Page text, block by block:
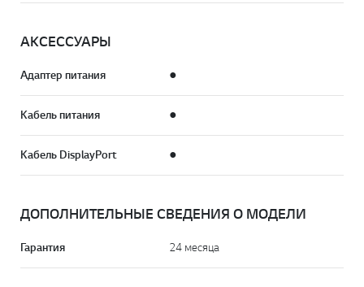
АКСЕССУАРЫ
Адаптер питания ●
Кабель питания ●
Кабель DisplayPort ●
ДОПОЛНИТЕЛЬНЫЕ СВЕДЕНИЯ О МОДЕЛИ
Гарантия 24 месяца